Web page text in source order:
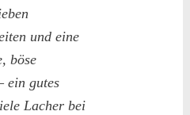
und eine
böse
ein gutes
Lacher bei